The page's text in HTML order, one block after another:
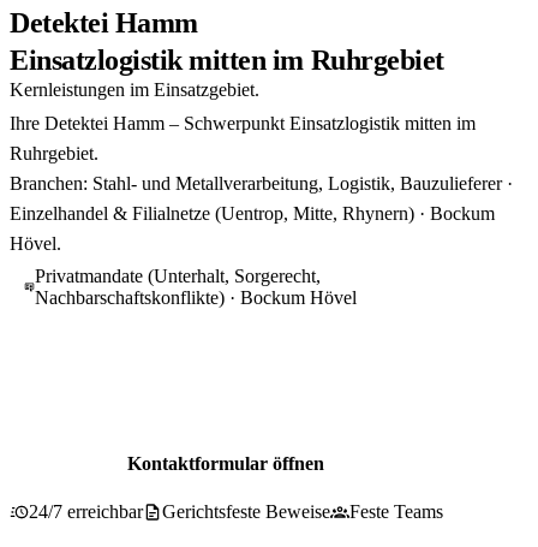
Detektei Hamm
Einsatzlogistik mitten im Ruhrgebiet
Kernleistungen im Einsatzgebiet.
Ihre Detektei Hamm – Schwerpunkt Einsatzlogistik mitten im
Ruhrgebiet.
Branchen: Stahl- und Metallverarbeitung, Logistik, Bauzulieferer ·
Einzelhandel & Filialnetze (Uentrop, Mitte, Rhynern) · Bockum
Hövel.
Privatmandate (Unterhalt, Sorgerecht,
Nachbarschaftskonflikte) · Bockum Hövel
Kontaktformular öffnen
24/7 erreichbar Gerichtsfeste Beweise Feste Teams